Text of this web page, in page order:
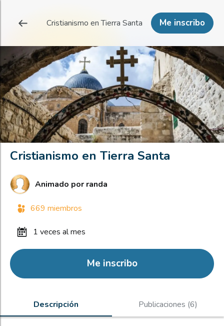
Cristianismo en Tierra Santa Me inscribo
Cristianismo en Tierra Santa
Animado por randa
669 miembros
1 veces al mes
Me inscribo
Descripción Publicaciones (6)